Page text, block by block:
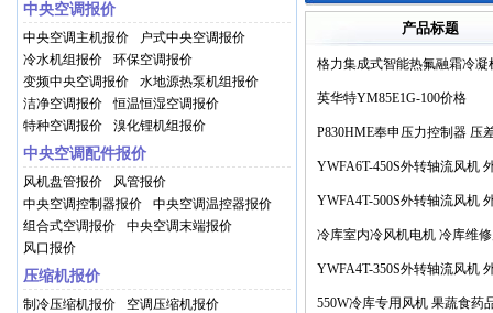
产品标题
格力集成式智能热氟融霜冷凝
英华特YM85E1G-100价格
P830HME奉申压力控制器 压
缩机保护开关 高低压力控制
YWFA6T-450S外转轴流风机
低噪音风扇 冷库维修用电机
YWFA4T-500S外转轴流风机
低噪音风扇 冷库维修用电机
冷库室内冷风机电机 冷库维
品 药品保鲜库 冻库冰库 冷风
YWFA4T-350S外转轴流风机
低噪音风扇 冷库维修用电机
550W冷库专用风机 果蔬食药
中央空调报价
中央空调主机报价
户式中央空调报价
冷水机组报价
环保空调报价
变频中央空调报价
水地源热泵机组报价
洁净空调报价
恒温恒湿空调报价
特种空调报价
溴化锂机组报价
中央空调配件报价
风机盘管报价
风管报价
中央空调控制器报价
中央空调温控器报价
组合式空调报价
中央空调末端报价
风口报价
压缩机报价
制冷压缩机报价
空调压缩机报价